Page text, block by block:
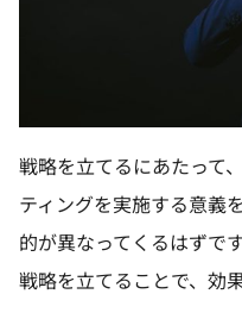
戦略を立てるにあたって
ティングを実施する意義
的が異なってくるはずで
戦略を立てることで、効